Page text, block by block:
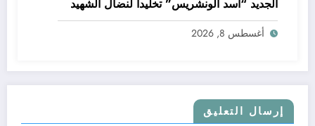
الجديد “أسد الونشريس” تخليدا لنضال الشهيد
الجيلالي بونعامة
أغسطس 8, 2026
إرسال التعليق